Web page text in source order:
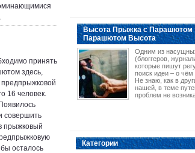
принять
здесь,
16 человек.
совершить
прыжковый
осталось
Высота Прыжка с Парашютом
Парашютом Высота
Одним из
(блоггеров,
которые пишут
поиск идеи – о
Не знаю, как в
нашей, в теме
проблем не
Категории